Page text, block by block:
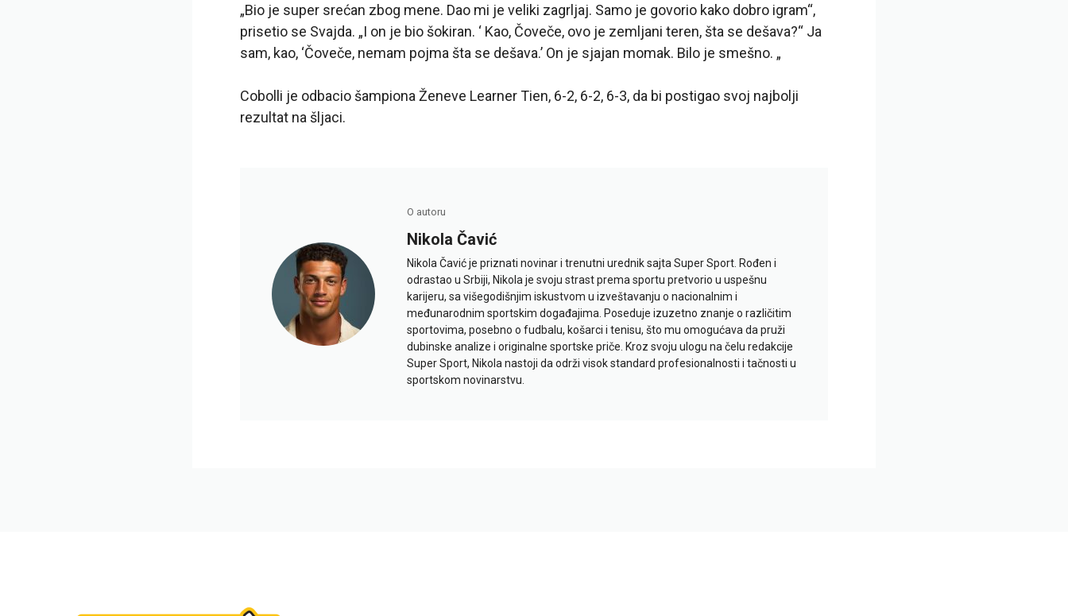
„Bio je super srećan zbog mene. Dao mi je veliki zagrljaj. Samo je govorio kako dobro igram“,
prisetio se Svajda. „I on je bio šokiran. ‘ Kao, Čoveče, ovo je zemljani teren, šta se dešava?“ Ja
sam, kao, ‘Čoveče, nemam pojma šta se dešava.’ On je sjajan momak. Bilo je smešno. „
Cobolli je odbacio šampiona Ženeve Learner Tien, 6-2, 6-2, 6-3, da bi postigao svoj najbolji
rezultat na šljaci.
O autoru
Nikola Čavić
Nikola Čavić je priznati novinar i trenutni urednik sajta Super Sport. Rođen i
odrastao u Srbiji, Nikola je svoju strast prema sportu pretvorio u uspešnu
karijeru, sa višegodišnjim iskustvom u izveštavanju o nacionalnim i
međunarodnim sportskim događajima. Poseduje izuzetno znanje o različitim
sportovima, posebno o fudbalu, košarci i tenisu, što mu omogućava da pruži
dubinske analize i originalne sportske priče. Kroz svoju ulogu na čelu redakcije
Super Sport, Nikola nastoji da održi visok standard profesionalnosti i tačnosti u
sportskom novinarstvu.